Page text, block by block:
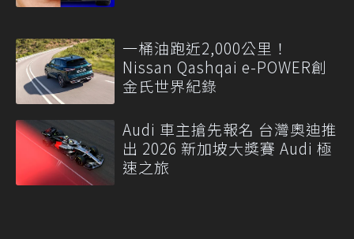
一桶油跑近2,000公里！
Nissan Qashqai e-POWER創
金氏世界紀錄
Audi 車主搶先報名 台灣奧迪推
出 2026 新加坡大獎賽 Audi 極
速之旅